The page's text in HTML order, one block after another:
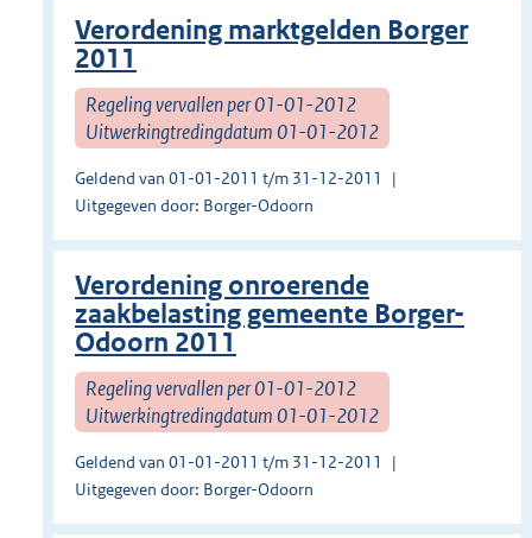
Verordening marktgelden Borger
2011
Regeling vervallen per 01-01-2012
Uitwerkingtredingdatum 01-01-2012
Geldend van 01-01-2011 t/m 31-12-2011
Uitgegeven door: Borger-Odoorn
Verordening onroerende
zaakbelasting gemeente Borger-
Odoorn 2011
Regeling vervallen per 01-01-2012
Uitwerkingtredingdatum 01-01-2012
Geldend van 01-01-2011 t/m 31-12-2011
Uitgegeven door: Borger-Odoorn